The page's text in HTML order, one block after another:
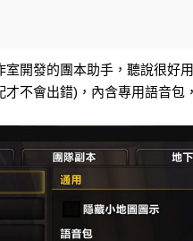
室開發的團本助手，聽說很好
才不會出錯)，內含專用語音包